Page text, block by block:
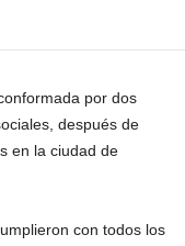
por dos
después de
en la ciudad de
con todos los